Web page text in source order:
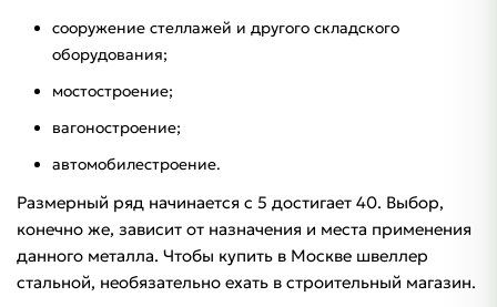
сооружение стеллажей и другого складского
оборудования;
мостостроение;
вагоностроение;
автомобилестроение.
Размерный ряд начинается с 5 достигает 40. Выбор,
конечно же, зависит от назначения и места применения
данного металла. Чтобы купить в Москве швеллер
стальной, необязательно ехать в строительный магазин.